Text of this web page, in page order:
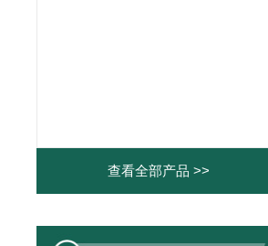
查看全部产品 >>